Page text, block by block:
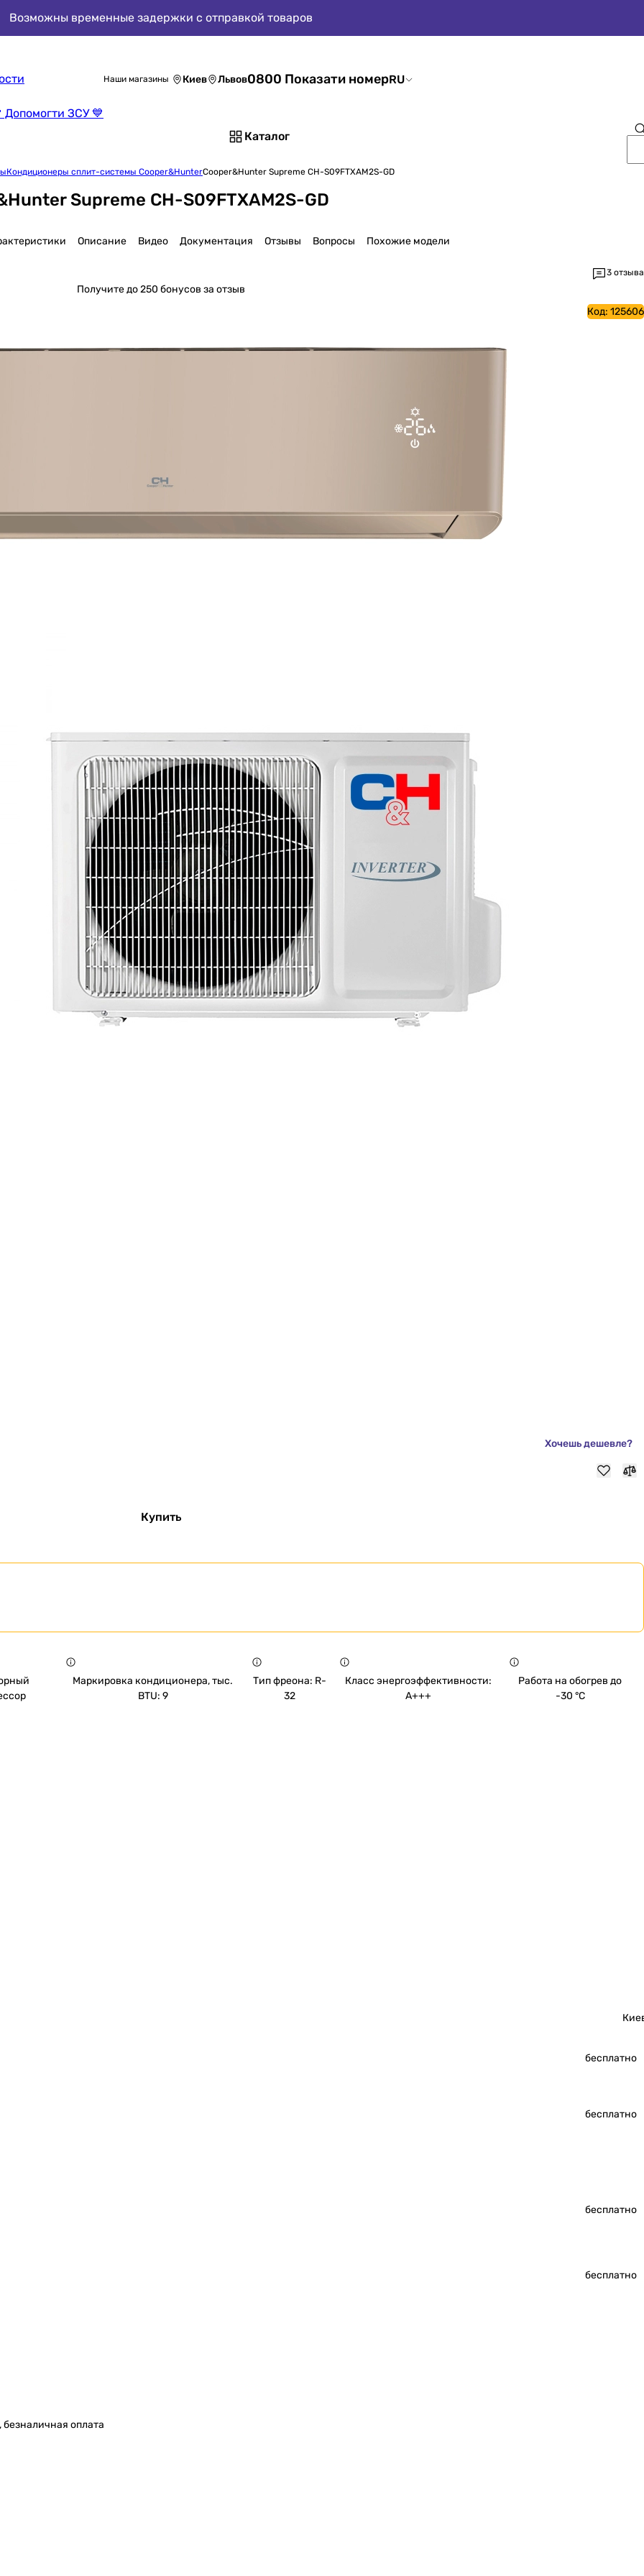
Возможны временные задержки с отправкой товаров
Допомогти ЗСУ 💙
Наши магазины Киев Львов0800 Показати номерRU
Каталог
Кондиционеры сплит-системы Cooper&HunterCooper&Hunter Supreme CH-S09FTXAM2S-GD
Supreme CH-S09FTXAM2S-GD
Описание Видео Документация Отзывы Вопросы Похожие модели
3 отзыва
Получитедо 250 бонусов за отзыв
Код: 125606
Хочешь дешевле?
Купить
Маркировка кондиционера, тыс.
BTU: 9
Тип фреона: R-
32
Класс энергоэффективности:
A+++
Работа на обогрев до
-30 °C
бесплатно
бесплатно
бесплатно
бесплатно
оплата